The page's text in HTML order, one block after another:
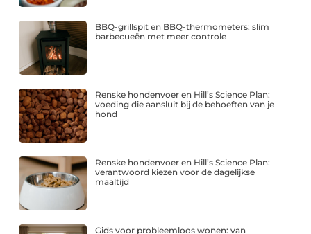
BBQ-grillspit en BBQ-thermometers: slim
barbecueën met meer controle
Renske hondenvoer en Hill’s Science Plan:
voeding die aansluit bij de behoeften van je
hond
Renske hondenvoer en Hill’s Science Plan:
verantwoord kiezen voor de dagelijkse
maaltijd
Gids voor probleemloos wonen: van